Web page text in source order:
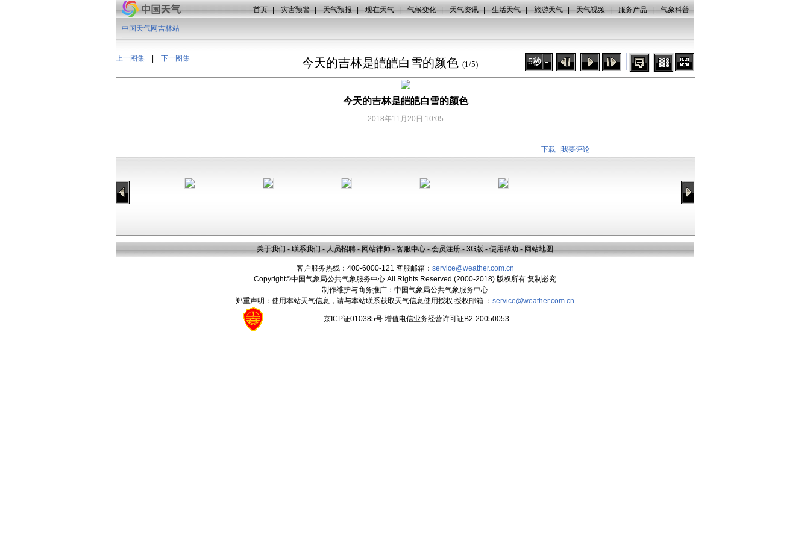
首页 | 灾害预警 | 天气预报 | 现在天气 | 气候变化 | 天气资讯 | 生活天气 | 旅游天气 | 天气视频 | 服务产品 | 气象科普
上一图集 下一图集
中国天气网吉林站
今天的吉林是皑皑白雪的颜色 (1/5) 5秒
今天的吉林是皑皑白雪的颜色
2018年11月20日 10:05
下载 我要评论
关于我们 - 联系我们 - 人员招聘 - 网站律师 - 客服中心 - 会员注册 - 3G版 - 使用帮助 - 网站地图
客户服务热线：400-6000-121 客服邮箱： service@weather.com.cn
Copyright©中国气象局公共气象服务中心 All Rights Reserved (2000-2018) 版权所有 复制必究
制作维护与商务推广：中国气象局公共气象服务中心
郑重声明：使用本站天气信息，请与本站联系获取天气信息使用授权 授权邮箱 ： service@weather.com.cn
京ICP证010385号 增值电信业务经营许可证B2-20050053